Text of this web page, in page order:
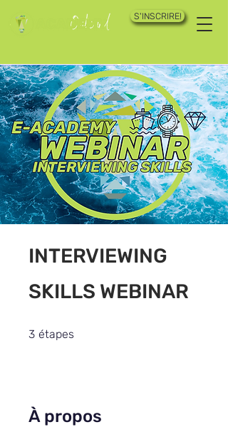
S'INSCRIRE!
INTERVIEWING
SKILLS WEBINAR
3 étapes
À propos